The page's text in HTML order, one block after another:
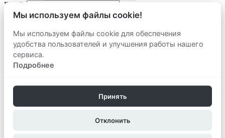
Email:
Я согласен наобработку персональных данных
Отправить
Оставить заявку
продать
Вид объекта:
Email:
Мы используем файлы cookie!
Мы используем файлы cookie для обеспечения
удобства пользователей и улучшения работы нашего
сервиса.
Подробнее
Принять
Отклонить